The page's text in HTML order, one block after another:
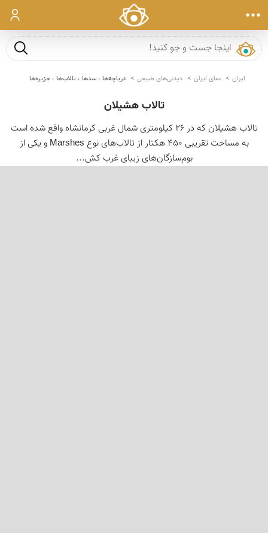
ورود
جست و
ایران نمای ایران دیدنی‌های طبیعی دریاچه‌ها ، سدها ، تالاب‌ها ، جزیره‌ها
تالاب هشیلان
تالاب هشیلان كه در 26 كیلومتری شمال غربی كرمانشاه واقع شده است
به مساحت تقریبی 450 هكتار از تالاب‌های نوع Marshes و یكی از
بوم‌سازگان‌های زیبای غرب كش...